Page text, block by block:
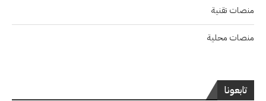
منصات تقنية
منصات محلية
تابعونا